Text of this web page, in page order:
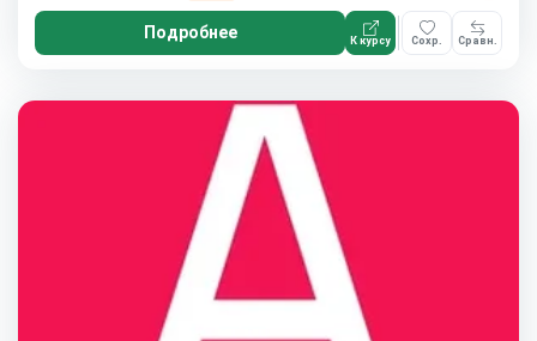
Подробнее К курсу Сохр. Сравн.